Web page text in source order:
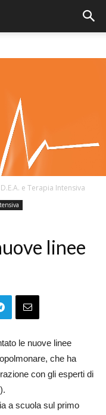
e Terapia Intensiva
linee
le nuove linee
che ha
con gli esperti di
a scuola sul primo